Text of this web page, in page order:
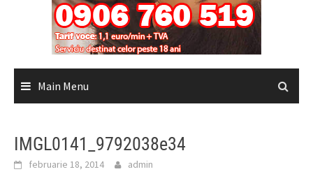
Main Menu
IMGL0141_9792038e34
februarie 18, 2014 admin